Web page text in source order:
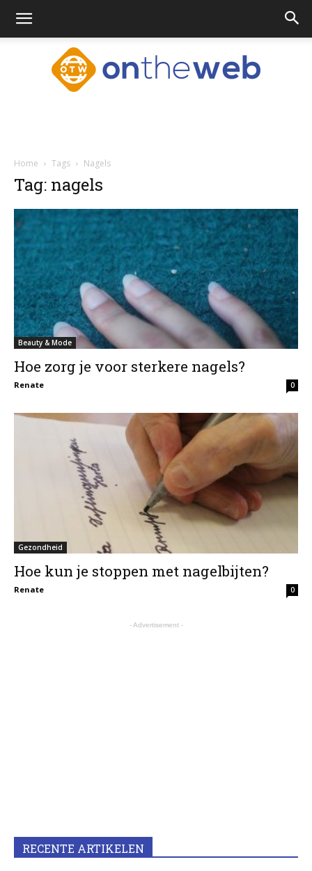
Home Tags Nagels
Tag: nagels
Beauty & Mode
Hoe zorg je voor sterkere nagels?
Renate 0
Gezondheid
Hoe kun je stoppen met nagelbijten?
Renate 0
- Advertisement -
RECENTE ARTIKELEN